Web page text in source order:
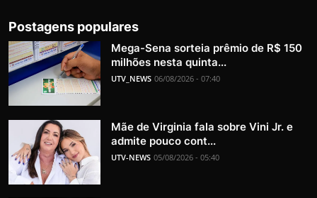
Postagens populares
Mega-Sena sorteia prêmio de R$ 150
milhões nesta quinta...
UTV_NEWS 06/08/2026 - 07:40
Mãe de Virginia fala sobre Vini Jr. e
admite pouco cont...
UTV-NEWS 05/08/2026 - 05:40